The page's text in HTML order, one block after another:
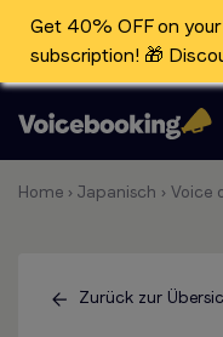
Get 40% OFF on
subscription! 🎁
Home › Japanisch › Voice
Zurück zur